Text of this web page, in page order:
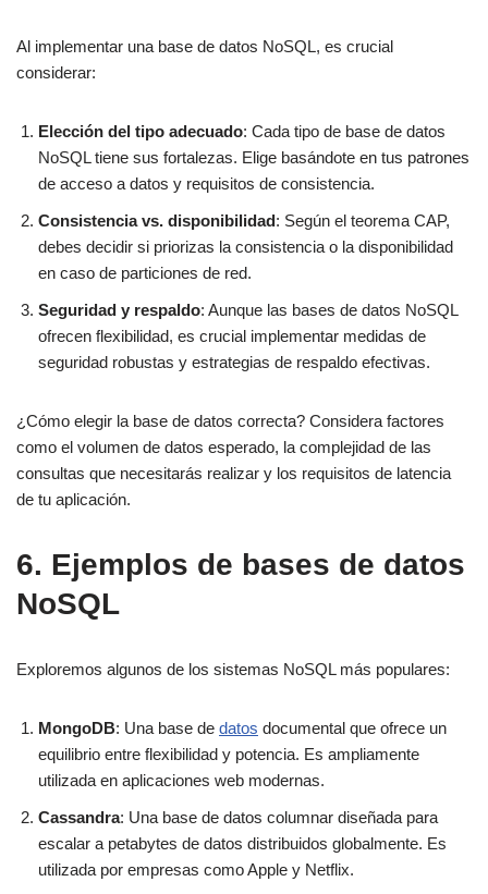
Al implementar una base de datos NoSQL, es crucial
considerar:
Elección del tipo adecuado: Cada tipo de base de datos
NoSQL tiene sus fortalezas. Elige basándote en tus patrones
de acceso a datos y requisitos de consistencia.
Consistencia vs. disponibilidad: Según el teorema CAP,
debes decidir si priorizas la consistencia o la disponibilidad
en caso de particiones de red.
Seguridad y respaldo: Aunque las bases de datos NoSQL
ofrecen flexibilidad, es crucial implementar medidas de
seguridad robustas y estrategias de respaldo efectivas.
¿Cómo elegir la base de datos correcta? Considera factores
como el volumen de datos esperado, la complejidad de las
consultas que necesitarás realizar y los requisitos de latencia
de tu aplicación.
6. Ejemplos de bases de datos
NoSQL
Exploremos algunos de los sistemas NoSQL más populares:
MongoDB: Una base de datos documental que ofrece un
equilibrio entre flexibilidad y potencia. Es ampliamente
utilizada en aplicaciones web modernas.
Cassandra: Una base de datos columnar diseñada para
escalar a petabytes de datos distribuidos globalmente. Es
utilizada por empresas como Apple y Netflix.